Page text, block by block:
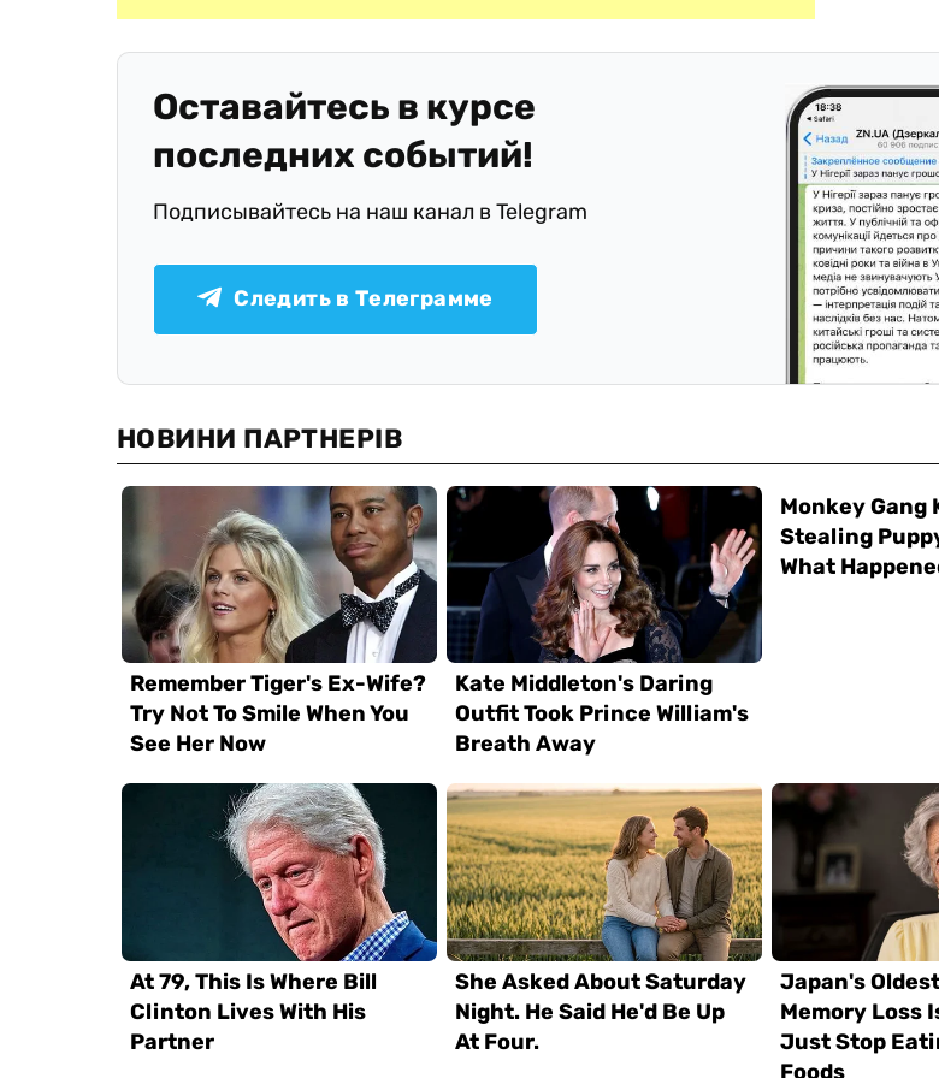
Оставайтесь в курсе
последних событий!
Подписывайтесь на наш канал в Telegram
Следить в Телеграмме